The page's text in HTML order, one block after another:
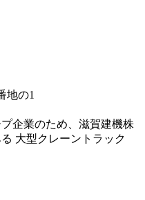
地の1
企業のため、滋賀建機株
大型クレーントラック